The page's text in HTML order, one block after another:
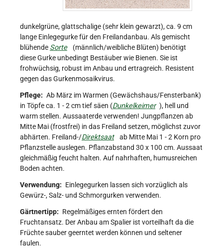
dunkelgrüne, glattschalige (sehr klein gewarzt), ca. 9 cm
lange Einlegegurke für den Freilandanbau. Als gemischt
blühende Sorte
(männlich/weibliche Blüten) benötigt
diese Gurke unbedingt Bestäuber wie Bienen. Sie ist
frohwüchsig, robust im Anbau und ertragreich. Resistent
gegen das Gurkenmosaikvirus.
Pflege: Ab März im Warmen (Gewächshaus/Fensterbank)
in Töpfe ca. 1 - 2 cm tief säen (Dunkelkeimer ), hell und
warm stellen. Aussaaterde verwenden! Jungpflanzen ab
Mitte Mai (frostfrei) in das Freiland setzen, möglichst zuvor
abhärten. Freiland-/Direktsaat
ab Mitte Mai 1 - 2 Korn pro
Pflanzstelle auslegen. Pflanzabstand 30 x 100 cm. Aussaat
gleichmäßig feucht halten. Auf nahrhaften, humusreichen
Boden achten.
Verwendung: Einlegegurken lassen sich vorzüglich als
Gewürz-, Salz- und Schmorgurken verwenden.
Gärtnertipp: Regelmäßiges ernten fördert den
Fruchtansatz. Der Anbau am Spalier ist vorteilhaft da die
Früchte sauber geerntet werden können und seltener
faulen.